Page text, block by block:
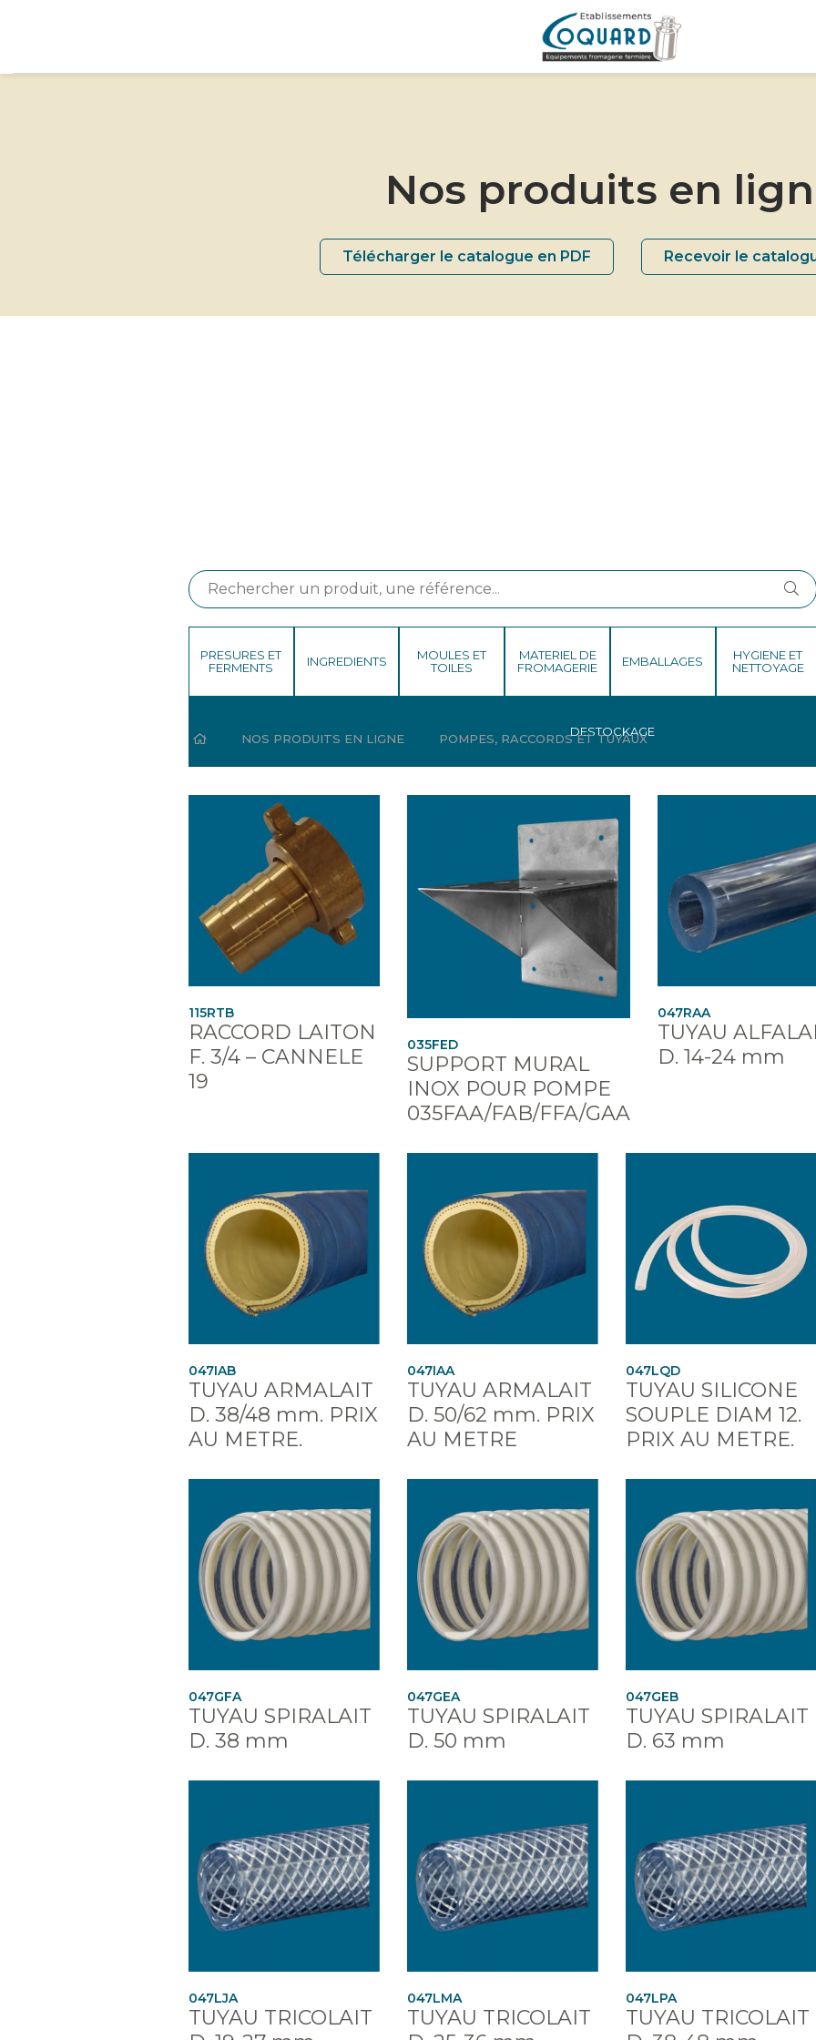
Nos produits en
Télécharger le catalogue en PDF Recevoir le
PRESURES ET
FERMENTS
INGREDIENTS
MOULES ET
TOILES
MATERIEL DE
FROMAGERIE
EMBALLAGES
HYGIENE ET
NETTOYAGE
DESTOCKAGE
HOME NOS PRODUITS EN LIGNE POMPES, RACCORDS ET TUYAUX
115RTB
RACCORD LAITON
F. 3/4 – CANNELE
19
035FED
SUPPORT MURAL
INOX POUR POMPE
035FAA/FAB/FFA/GAA
047RAA
TUYAU
D. 14-24 mm
047IAB
TUYAU ARMALAIT
D. 38/48 mm. PRIX
AU METRE.
047IAA
TUYAU ARMALAIT
D. 50/62 mm. PRIX
AU METRE
047LQD
TUYAU SILICONE
SOUPLE DIAM 12.
PRIX AU METRE.
047GFA
TUYAU SPIRALAIT
D. 38 mm
047GEA
TUYAU SPIRALAIT
D. 50 mm
047GEB
TUYAU SPIRALAIT
D. 63 mm
047LJA
TUYAU TRICOLAIT
047LMA
TUYAU TRICOLAIT
047LPA
TUYAU TRICOLAIT